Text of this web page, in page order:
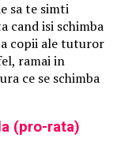
sa te simti
cand isi schimba
copii ale tuturor
ramai in
ce se schimba
(pro-rata)